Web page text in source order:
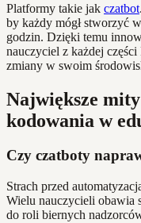
Platformy takie jak czatbot.
by każdy mógł stworzyć
godzin. Dzięki temu
nauczyciel z każdej
zmiany w swoim
Największe
kodowania w
Czy czatboty
Strach przed
Wielu nauczycieli obawia
do roli biernych